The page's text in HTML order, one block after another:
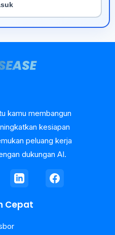
kamu membangun
kesiapan
peluang kerja
dukungan AI.
Cepat